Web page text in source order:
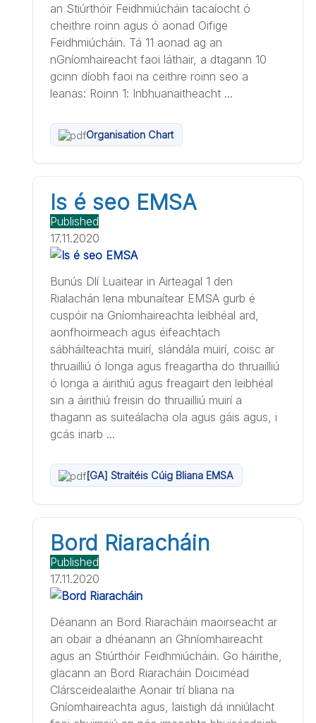
an Stiúrthóir Feidhmiúcháin tacaíocht ó
cheithre roinn agus ó aonad Oifige
Feidhmiúcháin. Tá 11 aonad ag an
nGníomhaireacht faoi láthair, a dtagann 10
gcinn díobh faoi na ceithre roinn seo a
leanas: Roinn 1: Inbhuanaitheacht ...
Organisation Chart
Is é seo EMSA
Published
17.11.2020
Bunús Dlí Luaitear in Airteagal 1 den
Rialachán lena mbunaítear EMSA gurb é
cuspóir na Gníomhaireachta leibhéal ard,
aonfhoirmeach agus éifeachtach
sábháilteachta muirí, slándála muirí, coisc ar
thruailliú ó longa agus freagartha do thruailliú
ó longa a áirithiú agus freagairt den leibhéal
sin a áirithiú freisin do thruailliú muirí a
thagann as suiteálacha ola agus gáis agus, i
gcás inarb ...
[GA] Straitéis Cúig Bliana EMSA
Bord Riaracháin
Published
17.11.2020
Déanann an Bord Riaracháin maoirseacht ar
an obair a dhéanann an Ghníomhaireacht
agus an Stiúrthóir Feidhmiúcháin. Go háirithe,
glacann an Bord Riaracháin Doiciméad
Clársceidealaithe Aonair trí bliana na
Gníomhaireachta agus, laistigh dá inniúlacht